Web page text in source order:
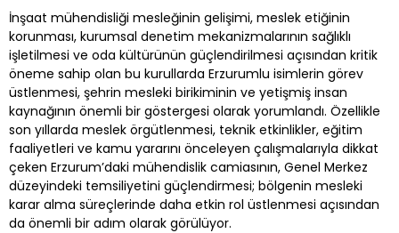
İnşaat mühendisliği mesleğinin gelişimi, meslek etiğinin
korunması, kurumsal denetim mekanizmalarının sağlıklı
işletilmesi ve oda kültürünün güçlendirilmesi açısından kritik
öneme sahip olan bu kurullarda Erzurumlu isimlerin görev
üstlenmesi, şehrin mesleki birikiminin ve yetişmiş insan
kaynağının önemli bir göstergesi olarak yorumlandı. Özellikle
son yıllarda meslek örgütlenmesi, teknik etkinlikler, eğitim
faaliyetleri ve kamu yararını önceleyen çalışmalarıyla dikkat
çeken Erzurum’daki mühendislik camiasının, Genel Merkez
düzeyindeki temsiliyetini güçlendirmesi; bölgenin mesleki
karar alma süreçlerinde daha etkin rol üstlenmesi açısından
da önemli bir adım olarak görülüyor.